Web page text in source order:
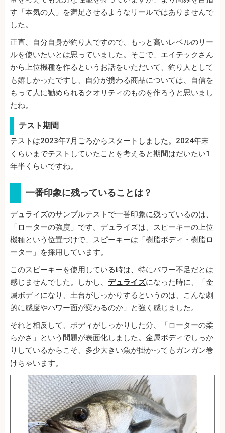
す「本気の人」を満足させるようなリールではありませんで
した。
正直、自分自身が釣り人ですので、もっと高いレベルのリー
ルを使いたいとは思っていました。そこで、エイテックさん
から上位機種を作るというお話をいただいて、釣り人として
も嬉しかったですし、自分が携わる商品については、自信を
もって人に勧められるクオリティのものを作ろうと思いまし
たね。
テスト期間
テストは2023年7月ごろからスタートしました。2024年末
くらいまでテストしていたことを考えると期間はだいたい1
年半くらいですね。
一番印象に残っていることは？
デュライズのサンプルテストで一番印象に残っているのは、
「ローターの強度」です。デュライズは、スピーキーの上位
機種という位置づけで、スピーキーは「樹脂ボディ・樹脂ロ
ーター」を採用しています。
このスピーキーを使用している時は、特にパワー不足だとは
感じませんでした。しかし、 デュライズになった時に、「金
属ボディになり、土台がしっかりするというのは、こんな劇
的に感度やパワー面が変わるのか」と強く感じました。
それと相反して、ボディがしっかりした分、「ローターの柔
らかさ」という問題が表面化しました。金属ボディでしっか
りしているからこそ、多少大きい魚が掛かってもガンガン巻
けちゃいます。